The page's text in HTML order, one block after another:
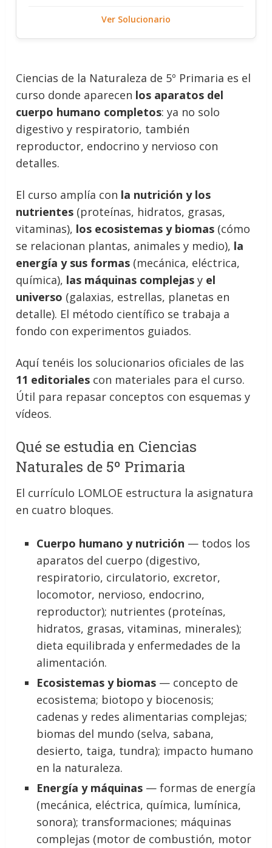
Ver Solucionario
Ciencias de la Naturaleza de 5º Primaria es el
curso donde aparecen los aparatos del
cuerpo humano completos: ya no solo
digestivo y respiratorio, también
reproductor, endocrino y nervioso con
detalles.
El curso amplía con la nutrición y los
nutrientes (proteínas, hidratos, grasas,
vitaminas), los ecosistemas y biomas (cómo
se relacionan plantas, animales y medio), la
energía y sus formas (mecánica, eléctrica,
química), las máquinas complejas y el
universo (galaxias, estrellas, planetas en
detalle). El método científico se trabaja a
fondo con experimentos guiados.
Aquí tenéis los solucionarios oficiales de las
11 editoriales con materiales para el curso.
Útil para repasar conceptos con esquemas y
vídeos.
Qué se estudia en Ciencias
Naturales de 5º Primaria
El currículo LOMLOE estructura la asignatura
en cuatro bloques.
Cuerpo humano y nutrición — todos los
aparatos del cuerpo (digestivo,
respiratorio, circulatorio, excretor,
locomotor, nervioso, endocrino,
reproductor); nutrientes (proteínas,
hidratos, grasas, vitaminas, minerales);
dieta equilibrada y enfermedades de la
alimentación.
Ecosistemas y biomas — concepto de
ecosistema; biotopo y biocenosis;
cadenas y redes alimentarias complejas;
biomas del mundo (selva, sabana,
desierto, taiga, tundra); impacto humano
en la naturaleza.
Energía y máquinas — formas de energía
(mecánica, eléctrica, química, lumínica,
sonora); transformaciones; máquinas
complejas (motor de combustión, motor